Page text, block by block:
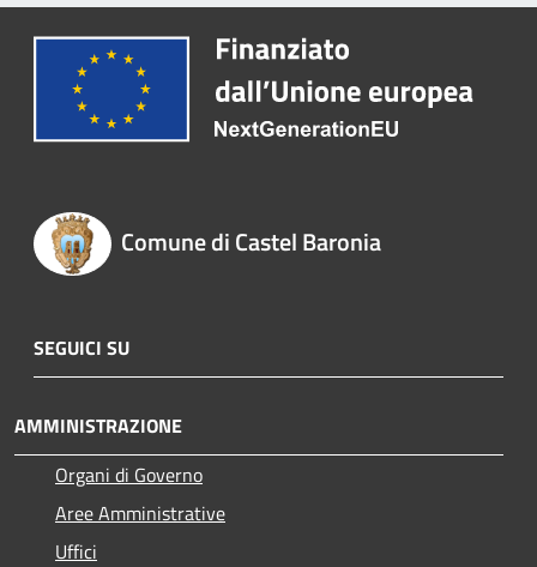
Comune di Castel Baronia
SEGUICI SU
AMMINISTRAZIONE
Organi di Governo
Aree Amministrative
Uffici